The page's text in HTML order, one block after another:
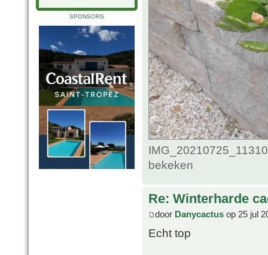
SPONSORS
bekeken
Re: Winterharde
door Danycactus op 25 jul
Echt top